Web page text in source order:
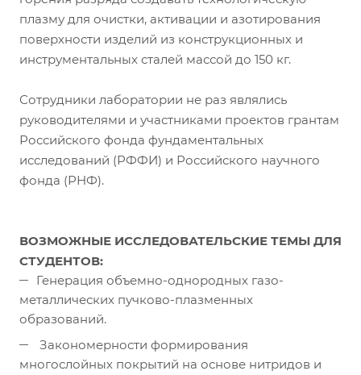
плазму для очистки, активации и азотирования
поверхности изделий из конструкционных и
инструментальных сталей массой до 150 кг.
Сотрудники лаборатории не раз являлись
руководителями и участниками проектов грантам
Российского фонда фундаментальных
исследований (РФФИ) и Российского научного
фонда (РНФ).
ВОЗМОЖНЫЕ ИССЛЕДОВАТЕЛЬСКИЕ ТЕМЫ ДЛЯ
СТУДЕНТОВ:
Генерация объемно-однородных газо-
металлических пучково-плазменных
образований.
Закономерности формирования
многослойных покрытий на основе нитридов и